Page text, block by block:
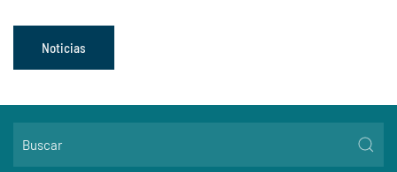
Noticias